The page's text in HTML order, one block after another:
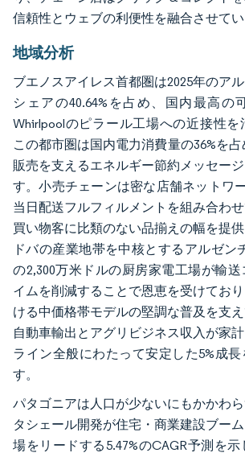
信頼性とウェブの利便性を融合させてい
地域分析
ブエノスアイレス首都圏は2025年のア
シェアの40.64%を占め、国内最高の
Whirlpoolのピラール工場への近接性を
この都市圏は国内電力消費量の36%を
販売を支えるエネルギー節約メッセー
す。小売チェーンは密な店舗ネットワ
当日配送フルフィルメントを組み合わ
買い物客に比類のない品揃えの幅を提
ドバの産業地帯を中核とするアルゼン
の2,300万米ドルの厨房家電工場が輸
イムを削減することで恩恵を受けてお
ける中価格帯モデルの堅調な普及を支
自動車輸出とアグリビジネス収入が家
ライン全般にわたって安定した5%成長
す。
パタゴニアは人口が少ないにもかかわ
タシェール開発が住宅・商業建設ブー
場をリードする5.47%のCAGR予測を